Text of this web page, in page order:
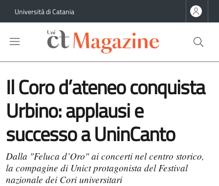
Università di Catania
Il Coro d’ateneo conquista
Urbino: applausi e
successo a UninCanto
Dalla "Feluca d’Oro" ai concerti nel centro storico,
la compagine di Unict protagonista del Festival
nazionale dei Cori universitari